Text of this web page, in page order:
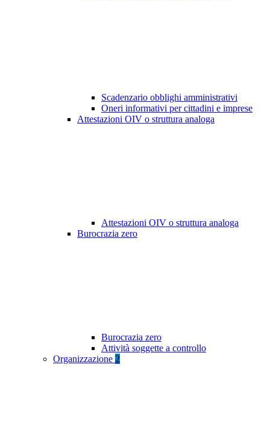
Scadenzario obblighi amministrativi
Oneri informativi per cittadini e imprese
Attestazioni OIV o struttura analoga
Attestazioni OIV o struttura analoga
Burocrazia zero
Burocrazia zero
Attività soggette a controllo
Organizzazione 2